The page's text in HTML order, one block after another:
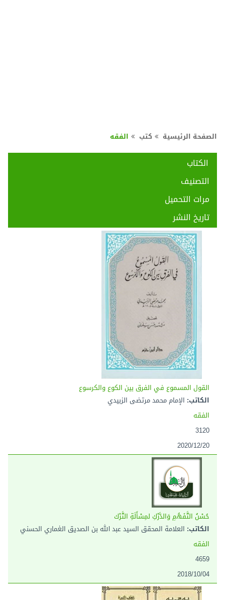
الصفحة الرئيسية كتب الفقه
الكتاب
التصنيف
مرات التحميل
تاريخ النشر
القول المسموع في الفرق بين الكوع والكرسوع
الكاتب: الإمام محمد مرتضى الزبيدي
الفقه
3120
2020/12/20
حُسْنُ التَّفَهُمِ وَالدَّرْكِ لمِسْأَلَةِ التَّرْك
الكاتب: العلامة المحقق السيد عبد الله بن الصديق الغماري الحسني
الفقه
4659
2018/10/04